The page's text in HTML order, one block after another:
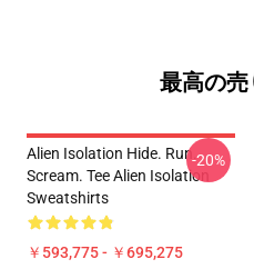
最高の
Alien Isolation Hide. Run.
Scream. Tee Alien Isolation
Sweatshirts
￥593,775 - ￥695,275
-20%